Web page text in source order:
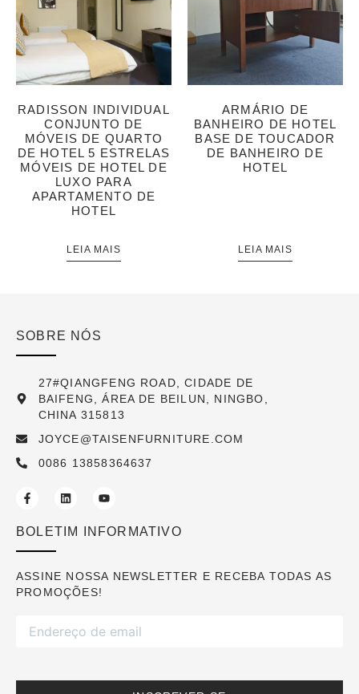
RADISSON INDIVIDUAL
CONJUNTO DE
MÓVEIS DE QUARTO
DE HOTEL 5 ESTRELAS
MÓVEIS DE HOTEL DE
LUXO PARA
APARTAMENTO DE
HOTEL
LEIA MAIS
ARMÁRIO DE
BANHEIRO DE HOTEL
BASE DE TOUCADOR
DE BANHEIRO DE
HOTEL
LEIA MAIS
SOBRE NÓS
27#QIANGFENG ROAD, CIDADE DE
BAIFENG, ÁREA DE BEILUN, NINGBO,
CHINA 315813
JOYCE@TAISENFURNITURE.COM
0086 13858364637
BOLETIM INFORMATIVO
ASSINE NOSSA NEWSLETTER E RECEBA TODAS AS
PROMOÇÕES!